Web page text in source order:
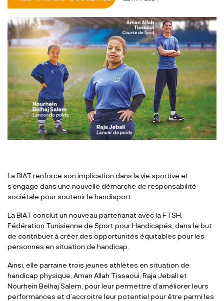
La BIAT renforce son implication dans la vie sportive et
s’engage dans une nouvelle démarche de responsabilité
sociétale pour soutenir le handisport.
La BIAT conclut un nouveau partenariat avec la FTSH,
Fédération Tunisienne de Sport pour Handicapés, dans le but
de contribuer à créer des opportunités équitables pour les
personnes en situation de handicap.
Ainsi, elle parraine trois jeunes athlètes en situation de
handicap physique, Aman Allah Tissaoui, Raja Jebali et
Nourhein Belhaj Salem, pour leur permettre d’améliorer leurs
performances et d’accroitre leur potentiel pour être parmi les